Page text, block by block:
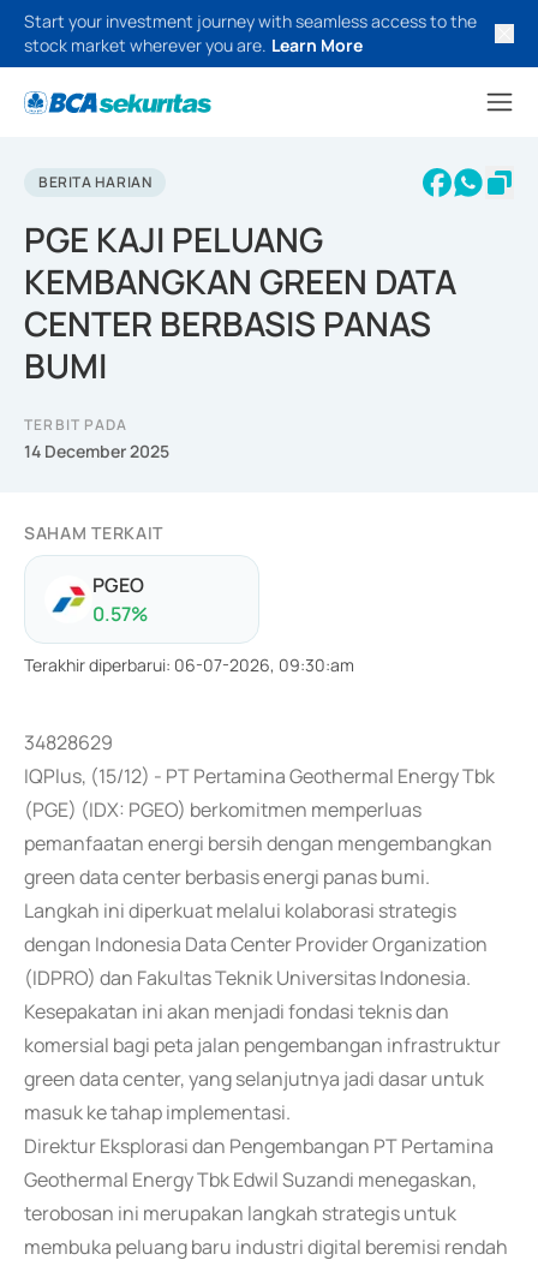
Start your investment journey with seamless access to the
stock market wherever you are. Learn More
BERITA HARIAN
PGE KAJI PELUANG
KEMBANGKAN GREEN DATA
CENTER BERBASIS PANAS
BUMI
TERBIT PADA
14 December 2025
SAHAM TERKAIT
PGEO
0.57%
Terakhir diperbarui: 06-07-2026, 09:30:am
34828629
IQPlus, (15/12) - PT Pertamina Geothermal Energy Tbk
(PGE) (IDX: PGEO) berkomitmen memperluas
pemanfaatan energi bersih dengan mengembangkan
green data center berbasis energi panas bumi.
Langkah ini diperkuat melalui kolaborasi strategis
dengan Indonesia Data Center Provider Organization
(IDPRO) dan Fakultas Teknik Universitas Indonesia.
Kesepakatan ini akan menjadi fondasi teknis dan
komersial bagi peta jalan pengembangan infrastruktur
green data center, yang selanjutnya jadi dasar untuk
masuk ke tahap implementasi.
Direktur Eksplorasi dan Pengembangan PT Pertamina
Geothermal Energy Tbk Edwil Suzandi menegaskan,
terobosan ini merupakan langkah strategis untuk
membuka peluang baru industri digital beremisi rendah